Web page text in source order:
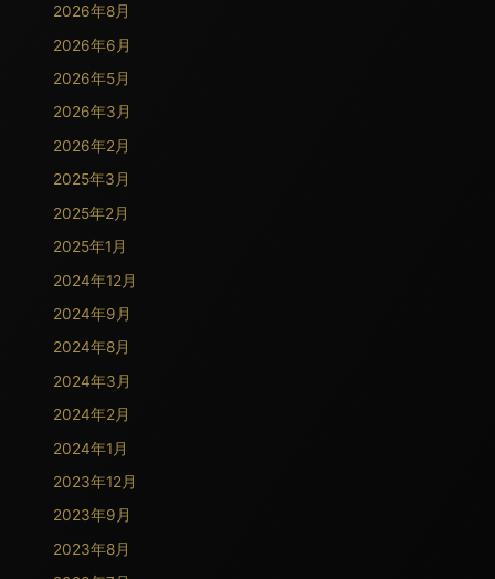
2026年8月
2026年6月
2026年5月
2026年3月
2026年2月
2025年3月
2025年2月
2025年1月
2024年12月
2024年9月
2024年8月
2024年3月
2024年2月
2024年1月
2023年12月
2023年9月
2023年8月